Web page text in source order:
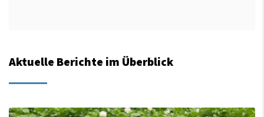
Aktuelle Berichte im Überblick